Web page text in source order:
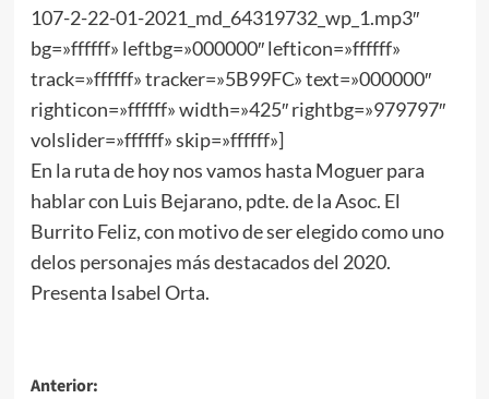
107-2-22-01-2021_md_64319732_wp_1.mp3″
bg=»ffffff» leftbg=»000000″ lefticon=»ffffff»
track=»ffffff» tracker=»5B99FC» text=»000000″
righticon=»ffffff» width=»425″ rightbg=»979797″
volslider=»ffffff» skip=»ffffff»]
En la ruta de hoy nos vamos hasta Moguer para
hablar con Luis Bejarano, pdte. de la Asoc. El
Burrito Feliz, con motivo de ser elegido como uno
delos personajes más destacados del 2020.
Presenta Isabel Orta.
Anterior: